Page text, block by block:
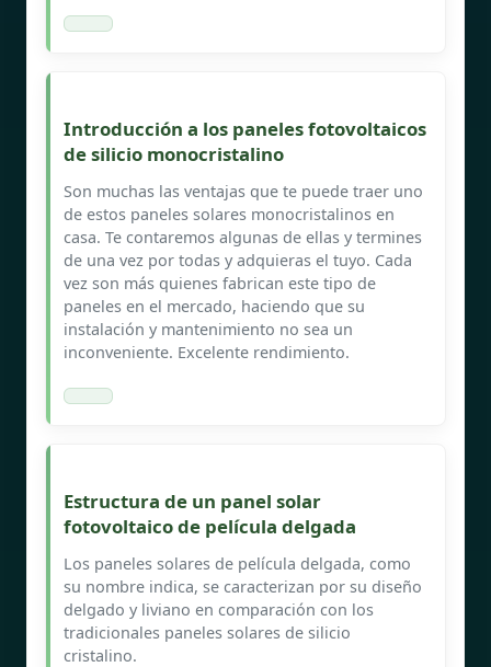
Introducción a los paneles fotovoltaicos
de silicio monocristalino
Son muchas las ventajas que te puede traer uno
de estos paneles solares monocristalinos en
casa. Te contaremos algunas de ellas y termines
de una vez por todas y adquieras el tuyo. Cada
vez son más quienes fabrican este tipo de
paneles en el mercado, haciendo que su
instalación y mantenimiento no sea un
inconveniente. Excelente rendimiento.
Estructura de un panel solar
fotovoltaico de película delgada
Los paneles solares de película delgada, como
su nombre indica, se caracterizan por su diseño
delgado y liviano en comparación con los
tradicionales paneles solares de silicio
cristalino.